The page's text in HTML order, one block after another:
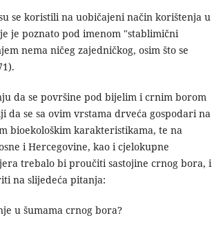
se koristili na uobičajeni način korištenja u
je poznato pod imenom "stablimični
nema ničeg zajedničkog, osim što se
da se površine pod bijelim i crnim borom
se sa ovim vrstama drveća gospodari na
bioekološkim karakteristikama, te na
i Hercegovine, kao i cjelokupne
trebalo bi proučiti sastojine crnog bora, i
na slijedeća pitanja:
u šumama crnog bora?